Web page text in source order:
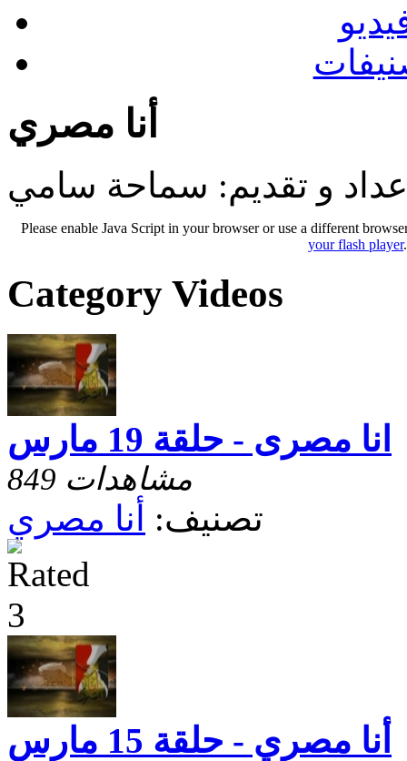
أنا مصري
و تقديم: سماحة سامي
Please enable Java Script in your browser or use a different
your flash player.
Category Videos
انا مصرى - حلقة 19 مارس
849 مشاهدات
تصنيف: أنا مصري
أنا مصري - حلقة 15 مارس